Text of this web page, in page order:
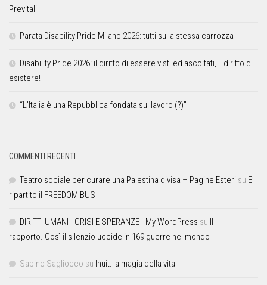
Previtali
Parata Disability Pride Milano 2026: tutti sulla stessa carrozza
Disability Pride 2026: il diritto di essere visti ed ascoltati, il diritto di
esistere!
“L’Italia è una Repubblica fondata sul lavoro (?)”
COMMENTI RECENTI
Teatro sociale per curare una Palestina divisa – Pagine Esteri su E’
ripartito il FREEDOM BUS
DIRITTI UMANI - CRISI E SPERANZE - My WordPress su Il
rapporto. Così il silenzio uccide in 169 guerre nel mondo
Sabino Sagliocco su Inuit: la magia della vita